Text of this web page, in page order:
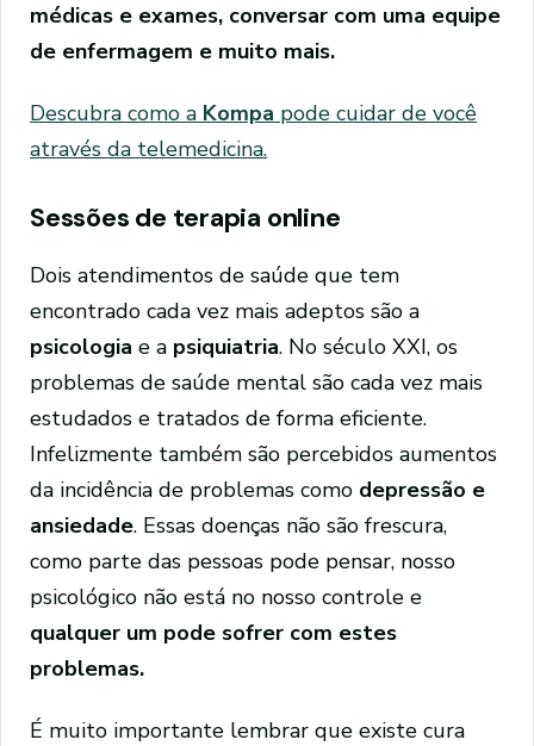
médicas e exames, conversar com uma equipe
de enfermagem e muito mais.
Descubra como a Kompa pode cuidar de você
através da telemedicina.
Sessões de terapia online
Dois atendimentos de saúde que tem
encontrado cada vez mais adeptos são a
psicologia e a psiquiatria. No século XXI, os
problemas de saúde mental são cada vez mais
estudados e tratados de forma eficiente.
Infelizmente também são percebidos aumentos
da incidência de problemas como depressão e
ansiedade. Essas doenças não são frescura,
como parte das pessoas pode pensar, nosso
psicológico não está no nosso controle e
qualquer um pode sofrer com estes
problemas.
É muito importante lembrar que existe cura